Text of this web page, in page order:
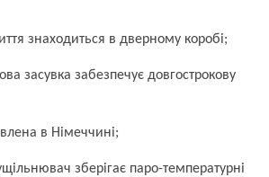
знаходиться в дверному коробі;
засувка забезпечує довгострокову
в Німеччині;
зберігає паро-температурні